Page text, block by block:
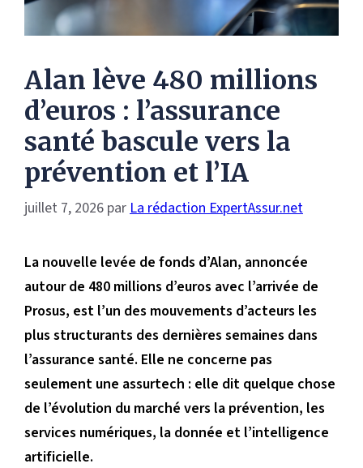
Alan lève 480 millions
d’euros : l’assurance
santé bascule vers la
prévention et l’IA
juillet 7, 2026 par La rédaction ExpertAssur.net
La nouvelle levée de fonds d’Alan, annoncée
autour de 480 millions d’euros avec l’arrivée de
Prosus, est l’un des mouvements d’acteurs les
plus structurants des dernières semaines dans
l’assurance santé. Elle ne concerne pas
seulement une assurtech : elle dit quelque chose
de l’évolution du marché vers la prévention, les
services numériques, la donnée et l’intelligence
artificielle.